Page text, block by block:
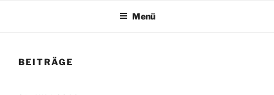
Menü
BEITRÄGE